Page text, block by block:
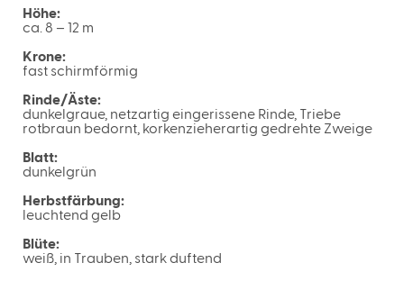
Höhe:
ca. 8 – 12 m
Krone:
fast schirmförmig
Rinde/Äste:
dunkelgraue, netzartig eingerissene Rinde, Triebe
rotbraun bedornt, korkenzieherartig gedrehte Zweige
Blatt:
dunkelgrün
Herbstfärbung:
leuchtend gelb
Blüte:
weiß, in Trauben, stark duftend